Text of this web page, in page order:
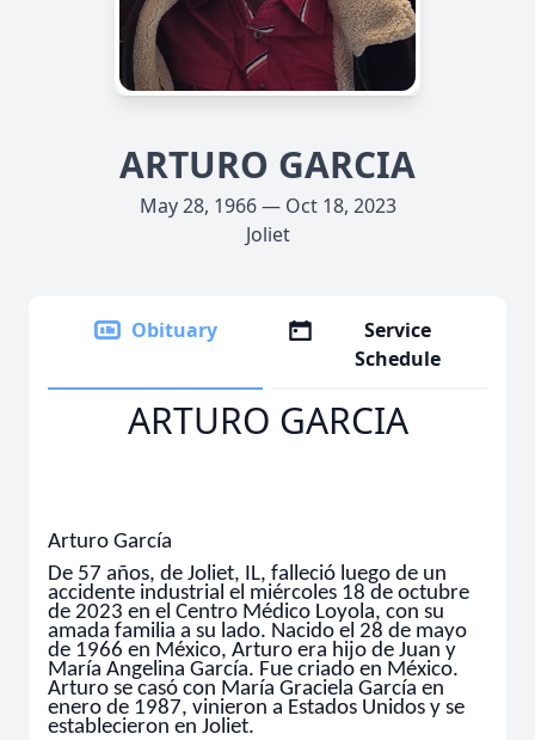
ARTURO GARCIA
May 28, 1966 — Oct 18, 2023
Joliet
Obituary
Service
Schedule
ARTURO GARCIA
Arturo García
De 57 años, de Joliet, IL, falleció luego de un
accidente industrial el miércoles 18 de octubre
de 2023 en el Centro Médico Loyola, con su
amada familia a su lado. Nacido el 28 de mayo
de 1966 en México, Arturo era hijo de Juan y
María Angelina García. Fue criado en México.
Arturo se casó con María Graciela García en
enero de 1987, vinieron a Estados Unidos y se
establecieron en Joliet.